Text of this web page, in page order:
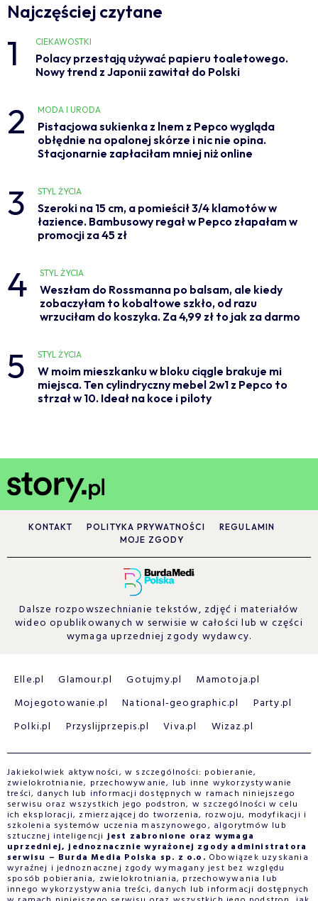
Najczęściej czytane
1 CIEKAWOSTKI
Polacy przestają używać papieru toaletowego.
Nowy trend z Japonii zawitał do Polski
2 MODA I URODA
Pistacjowa sukienka z lnem z Pepco wygląda
obłędnie na opalonej skórze i nic nie opina.
Stacjonarnie zapłaciłam mniej niż online
3 STYL ŻYCIA
Szeroki na 15 cm, a pomieścił 3/4 klamotów w
łazience. Bambusowy regał w Pepco złapałam w
promocji za 45 zł
4 STYL ŻYCIA
Weszłam do Rossmanna po balsam, ale kiedy
zobaczyłam to kobaltowe szkło, od razu
wrzuciłam do koszyka. Za 4,99 zł to jak za darmo
5 STYL ŻYCIA
W moim mieszkanku w bloku ciągle brakuje mi
miejsca. Ten cylindryczny mebel 2w1 z Pepco to
strzał w 10. Ideał na koce i piloty
KONTAKT POLITYKA PRYWATNOŚCI
REGULAMIN
MOJE ZGODY
Dalsze rozpowszechnianie tekstów, zdjęć i materiałów
wideo opublikowanych w serwisie w całości lub w części
wymaga uprzedniej zgody wydawcy.
Elle.pl Glamour.pl Gotujmy.pl
Mamotoja.pl
Mojegotowanie.pl
National-geographic.pl
Party.pl
Polki.pl
Przyslijprzepis.pl Viva.pl Wizaz.pl
Jakiekolwiek aktywności, w szczególności: pobieranie,
zwielokrotnianie, przechowywanie, lub inne wykorzystywanie
treści, danych lub informacji dostępnych w ramach niniejszego
serwisu oraz wszystkich jego podstron, w szczególności w celu
ich eksploracji, zmierzającej do tworzenia, rozwoju, modyfikacji i
szkolenia systemów uczenia maszynowego, algorytmów lub
sztucznej inteligencjijest zabronione oraz wymaga
uprzedniej, jednoznacznie wyrażonej zgody administratora
serwisu – Burda Media Polska sp. z o.o. Obowiązek uzyskania
wyraźnej i jednoznacznej zgody wymagany jest bez względu
sposób pobierania, zwielokrotniania, przechowywania lub
innego wykorzystywania treści, danych lub informacji dostępnych